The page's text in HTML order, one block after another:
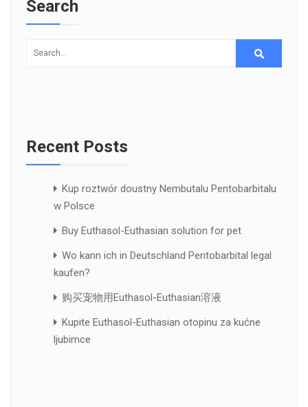
Search
Recent Posts
Kup roztwór doustny Nembutalu Pentobarbitalu
w Polsce
Buy Euthasol-Euthasian solution for pet
Wo kann ich in Deutschland Pentobarbital legal
kaufen?
购买宠物用Euthasol-Euthasian溶液
Kupite Euthasol-Euthasian otopinu za kućne
ljubimce